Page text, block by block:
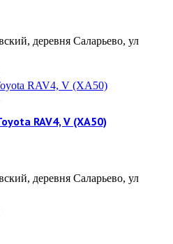
деревня Саларьево, ул
RAV4, V (XA50)
деревня Саларьево, ул